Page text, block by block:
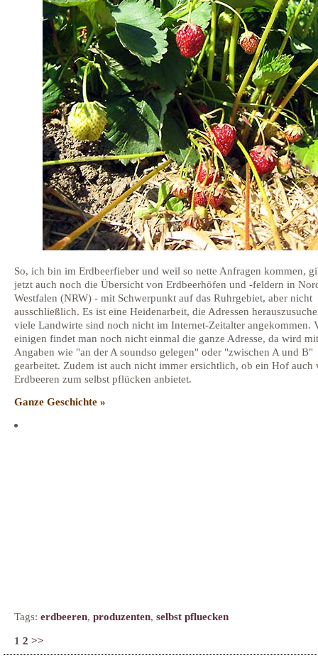
So, ich bin im Erdbeerfieber und weil so nette Anfragen kommen,
jetzt auch noch die Übersicht von Erdbeerhöfen und -feldern in
Westfalen (NRW) - mit Schwerpunkt auf das Ruhrgebiet, aber nicht
ausschließlich. Es ist eine Heidenarbeit, die Adressen
viele Landwirte sind noch nicht im Internet-Zeitalter angekommen.
einigen findet man noch nicht einmal die ganze Adresse, da wird mit
Angaben wie "an der A soundso gelegen" oder "zwischen A und B"
gearbeitet. Zudem ist auch nicht immer ersichtlich, ob ein Hof
Erdbeeren zum selbst pflücken anbietet.
Ganze Geschichte »
Tags: erdbeeren, produzenten, selbst pfluecken
1 2 >>